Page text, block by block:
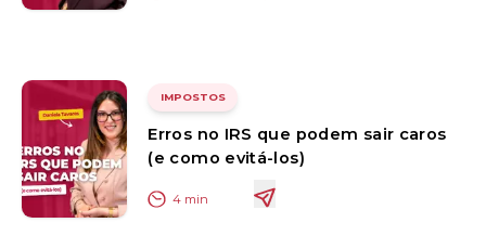
IMPOSTOS
Erros no IRS que podem sair caros
(e como evitá-los)
4 min